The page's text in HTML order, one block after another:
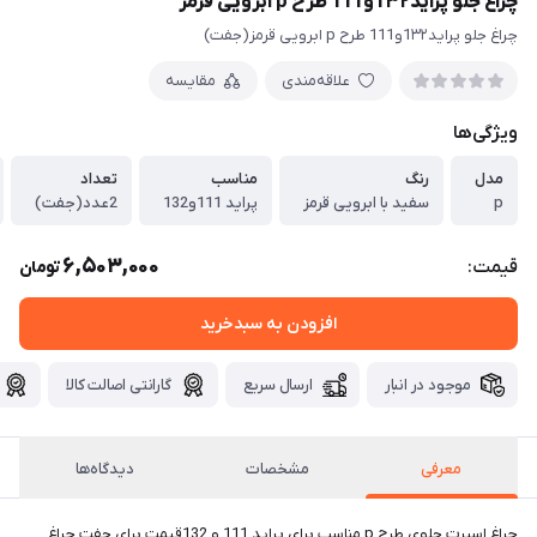
چراغ جلو پراید1۳۲و111 طرح p ابرویی قرمز(جفت)
علاقه‌مندی مقایسه
ویژگی‌ها
مدل
p
رنگ
سفید با ابرویی قرمز
مناسب
پراید 111و132
تعداد
2عدد(جفت)
قیمت: 6,503,000تومان
افزودن به سبدخرید
موجود در انبار ارسال سریع گارانتی اصالت کالا
معرفی مشخصات دیدگاه‌ها